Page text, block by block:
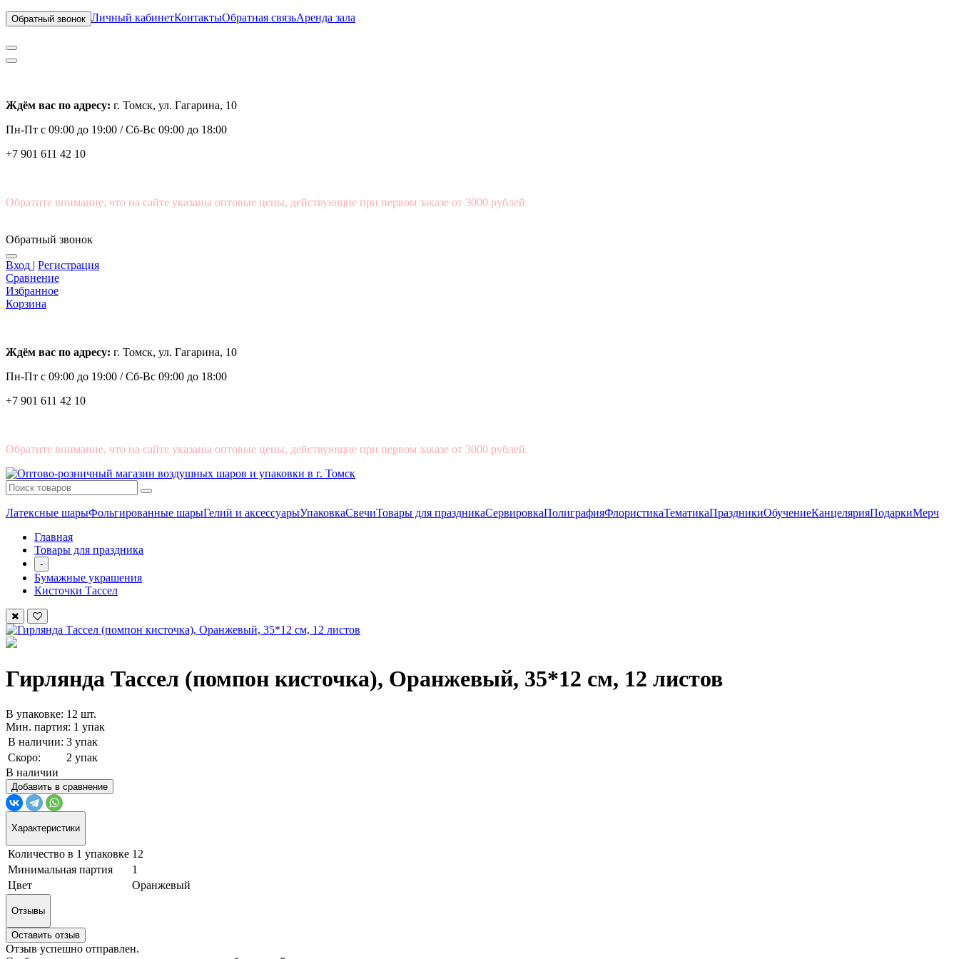
Обратный звонок Личный кабинетКонтактыОбратная связьАренда зала
Ждём вас по адресу: г. Томск, ул. Гагарина, 10
Пн-Пт с 09:00 до 19:00 /Сб-Вс 09:00 до 18:00
+7 901 611 42 10
Обратите внимание, что на сайте указаны оптовые цены, действующие при первом заказе от 3000 рублей.
Обратный звонок
Вход | Регистрация
Сравнение
Избранное
Корзина
Ждём вас по адресу: г. Томск, ул. Гагарина, 10
Пн-Пт с 09:00 до 19:00 /Сб-Вс 09:00 до 18:00
+7 901 611 42 10
Обратите внимание, что на сайте указаны оптовые цены, действующие при первом заказе от 3000 рублей.
Латексные шарыФольгированные шарыГелий и аксессуарыУпаковкаСвечиТовары для праздникаСервировкаПолиграфияФлористикаТематикаПраздникиОбучениеКанцелярияПодаркиМерч
Главная
Товары для праздника
-
Бумажные украшения
Кисточки Тассел
Гирлянда Тассел (помпон кисточка), Оранжевый, 35*12 см, 12 листов
В упаковке: 12 шт.
Мин. партия: 1 упак
В наличии: 3 упак
Скоро:
2 упак
В наличии
Добавить в сравнение
Характеристики
Количество в 1 упаковке 12
Минимальная партия
1
Цвет
Оранжевый
Отзывы
Оставить отзыв
Отзыв успешно отправлен.